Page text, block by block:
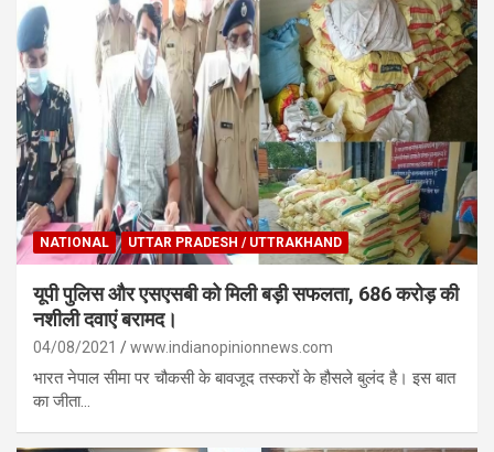
NATIONAL UTTAR PRADESH / UTTRAKHAND
यूपी पुलिस और एसएसबी को मिली बड़ी सफलता, 686 करोड़ की
नशीली दवाएं बरामद।
04/08/2021 www.indianopinionnews.com
भारत नेपाल सीमा पर चौकसी के बावजूद तस्करों के हौसले बुलंद है। इस बात
का जीता…